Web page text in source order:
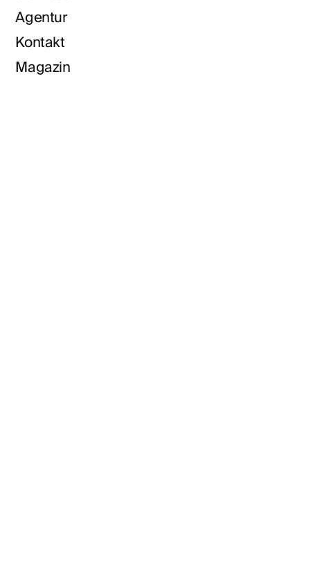
Agentur
Kontakt
Magazin